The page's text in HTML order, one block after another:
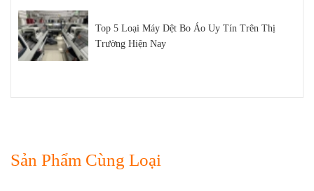
Top 5 Loại Máy Dệt Bo Áo Uy Tín Trên Thị
Trường Hiện Nay
Sản Phẩm Cùng Loại